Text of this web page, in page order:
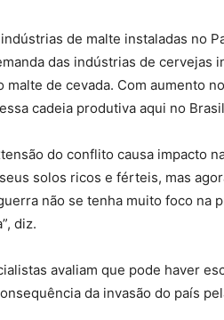
de malte instaladas no
das indústrias de cervejas
de cevada. Com aumento
cadeia produtiva aqui no
do conflito causa impacto
solos ricos e férteis, mas
não se tenha muito foco na
diz.
avaliam que pode haver
da invasão do país